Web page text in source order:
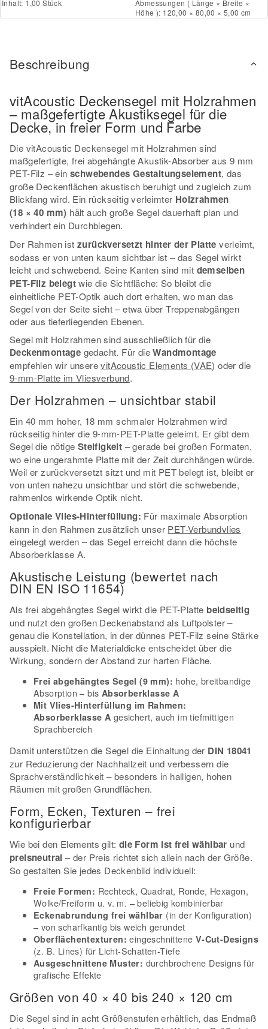
Inhalt: 1,00 Stück
Abmessungen ( Länge × Breite ×
Höhe ): 120,00 × 80,00 × 5,00 cm
Beschreibung
vitAcoustic Deckensegel mit Holzrahmen
– maßgefertigte Akustiksegel für die
Decke, in freier Form und Farbe
Die vitAcoustic Deckensegel mit Holzrahmen sind
maßgefertigte, frei abgehängte Akustik-Absorber aus 9 mm
PET-Filz – einschwebendes Gestaltungselement, das
große Deckenflächen akustisch beruhigt und zugleich zum
Blickfang wird. Ein rückseitig verleimter Holzrahmen
(18 × 40 mm) hält auch große Segel dauerhaft plan und
verhindert ein Durchbiegen.
Der Rahmen ist zurückversetzt hinter der Platte verleimt,
sodass er von unten kaum sichtbar ist – das Segel wirkt
leicht und schwebend. Seine Kanten sind mit demselben
PET-Filz belegtwie die Sichtfläche: So bleibt die
einheitliche PET-Optik auch dort erhalten, wo man das
Segel von der Seite sieht – etwa über Treppenabgängen
oder aus tieferliegenden Ebenen.
Segel mit Holzrahmen sind ausschließlich für die
Deckenmontage gedacht. Für dieWandmontage
empfehlen wir unserevitAcoustic Elements (VAE) oder die
9-mm-Platte im Vliesverbund.
Der Holzrahmen – unsichtbar stabil
Ein 40 mm hoher, 18 mm schmaler Holzrahmen wird
rückseitig hinter die 9-mm-PET-Platte geleimt. Er gibt dem
Segel die nötige Steifigkeit – gerade bei großen Formaten,
wo eine ungerahmte Platte mit der Zeit durchhängen würde.
Weil er zurückversetzt sitzt und mit PET belegt ist, bleibt er
von unten nahezu unsichtbar und stört die schwebende,
rahmenlos wirkende Optik nicht.
Optionale Vlies-Hinterfüllung: Für maximale Absorption
kann in den Rahmen zusätzlich unser PET-Verbundvlies
eingelegt werden – das Segel erreicht dann die höchste
Absorberklasse A.
Akustische Leistung (bewertet nach
DIN EN ISO 11654)
Als frei abgehängtes Segel wirkt die PET-Platte beidseitig
und nutzt den großen Deckenabstand als Luftpolster –
genau die Konstellation, in der dünnes PET-Filz seine Stärke
ausspielt. Nicht die Materialdicke entscheidet über die
Wirkung, sondern der Abstand zur harten Fläche.
Frei abgehängtes Segel (9 mm): hohe, breitbandige
Absorption – bis Absorberklasse A
Mit Vlies-Hinterfüllung im Rahmen:
Absorberklasse A gesichert, auch im tiefmittigen
Sprachbereich
Damit unterstützen die Segel die Einhaltung der DIN 18041
zur Reduzierung der Nachhallzeit und verbessern die
Sprachverständlichkeit – besonders in halligen, hohen
Räumen mit großen Grundflächen.
Form, Ecken, Texturen – frei
konfigurierbar
Wie bei den Elements gilt: die Form ist frei wählbar und
preisneutral – der Preis richtet sich allein nach der Größe.
So gestalten Sie jedes Deckenbild individuell:
Freie Formen: Rechteck, Quadrat, Ronde, Hexagon,
Wolke/Freiform u. v. m. – beliebig kombinierbar
Eckenabrundung frei wählbar (in der Konfiguration)
– von scharfkantig bis weich gerundet
Oberflächentexturen: eingeschnittene V-Cut-Designs
(z. B. Lines) für Licht-Schatten-Tiefe
Ausgeschnittene Muster: durchbrochene Designs für
grafische Effekte
Größen von 40 × 40 bis 240 × 120 cm
Die Segel sind in acht Größenstufen erhältlich, das Endmaß